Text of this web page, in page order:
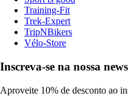
Training-Fit
Trek-Expert
TripNBikers
Vélo-Store
Inscreva-se na nossa
Aproveite 10% de desconto ao